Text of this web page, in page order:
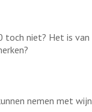
niet? Het is van
nemen met